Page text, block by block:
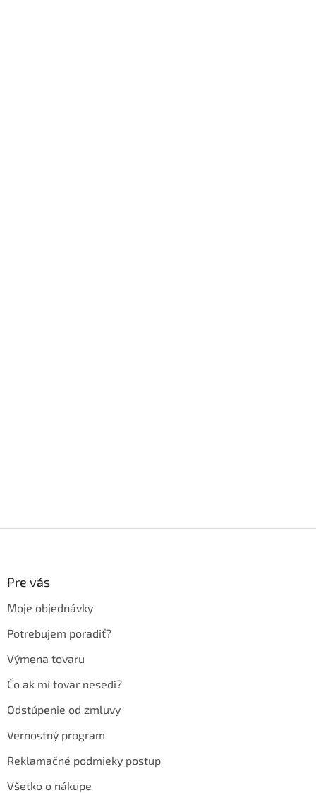
Pre vás
Moje objednávky
Potrebujem poradiť?
Výmena tovaru
Čo ak mi tovar nesedí?
Odstúpenie od zmluvy
Vernostný program
Reklamačné podmieky postup
Všetko o nákupe